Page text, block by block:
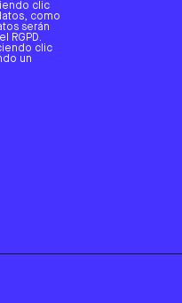
clic
como
serán
RGPD.
clic
un